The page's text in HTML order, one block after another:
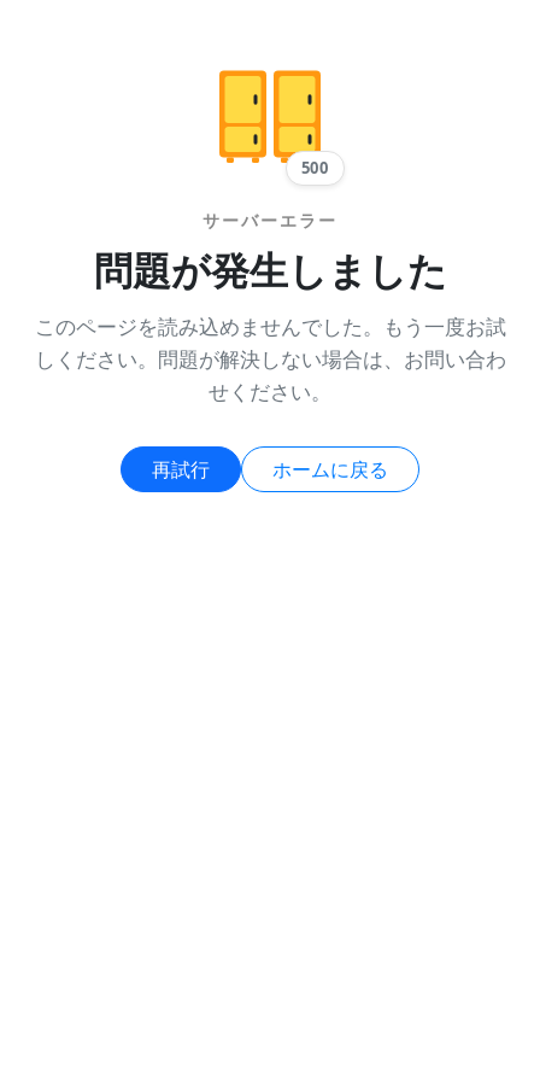
500
サーバーエラー
問題が発生しました
このページを読み込めませんでした。もう一度お試
しください。問題が解決しない場合は、お問い合わ
せください。
再試行 ホームに戻る